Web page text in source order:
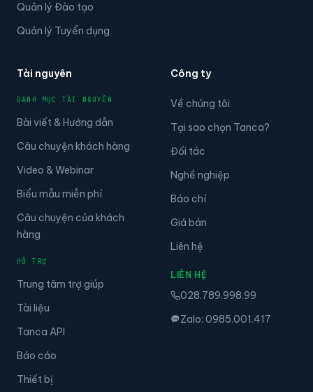
Quản lý Đào tạo
Quản lý Tuyển dụng
Tài nguyên
DANH MỤC TÀI NGUYÊN
Bài viết & Hướng dẫn
Câu chuyện khách hàng
Video & Webinar
Biểu mẫu miễn phí
Câu chuyện của khách
hàng
HỖ TRỢ
Trung tâm trợ giúp
Tài liệu
Tanca API
Báo cáo
Thiết bị
Công ty
Về chúng tôi
Tại sao chọn Tanca?
Đối tác
Nghề nghiệp
Báo chí
Giá bán
Liên hệ
LIÊN HỆ
028.789.998.99
Zalo: 0985.001.417